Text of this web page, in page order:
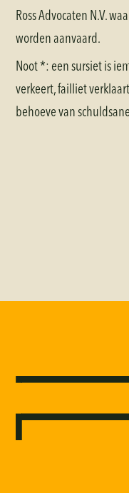
Ross Advocaten N.V.
worden aanvaard.
Noot *: een sursiet is
verkeert, failliet
behoeve van